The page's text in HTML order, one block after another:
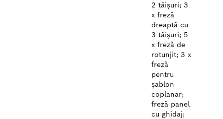
2 tăișuri; 3
x freză
dreaptă cu
3 tăișuri; 5
x freză de
rotunjit; 3 x
freză
pentru
șablon
coplanar;
freză panel
cu ghidaj;